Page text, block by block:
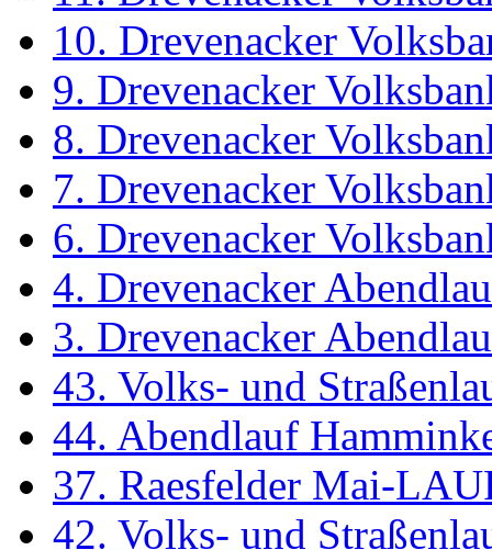
10. Drevenacker
9. Drevenacker
8. Drevenacker
7. Drevenacker
6. Drevenacker
4. Drevenacker
3. Drevenacker
43. Volks- und
44. Abendlauf
37. Raesfelder Mai-
42. Volks- und